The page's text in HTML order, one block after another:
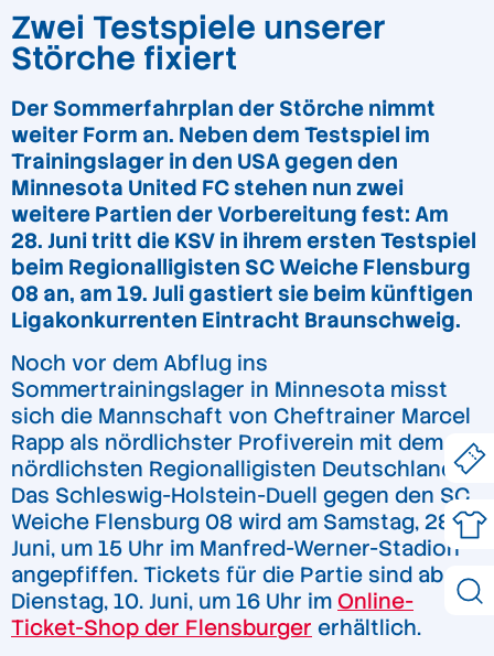
Zwei Testspiele unserer
Störche fixiert
Der Sommerfahrplan der Störche nimmt
weiter Form an. Neben dem Testspiel im
Trainingslager in den USA gegen den
Minnesota United FC stehen nun zwei
weitere Partien der Vorbereitung fest: Am
28. Juni tritt die KSV in ihrem ersten Testspiel
beim Regionalligisten SC Weiche Flensburg
08 an, am 19. Juli gastiert sie beim künftigen
Ligakonkurrenten Eintracht Braunschweig.
Noch vor dem Abflug ins
Sommertrainingslager in Minnesota misst
sich die Mannschaft von Cheftrainer Marcel
Rapp als nördlichster Profiverein mit dem
nördlichsten Regionalligisten Deutschlands.
Das Schleswig-Holstein-Duell gegen den SC
Weiche Flensburg 08 wird am Samstag, 28.
Juni, um 15 Uhr im Manfred-Werner-Stadion
angepfiffen. Tickets für die Partie sind ab
Dienstag, 10. Juni, um 16 Uhr im Online-
Ticket-Shop der Flensburger erhältlich.